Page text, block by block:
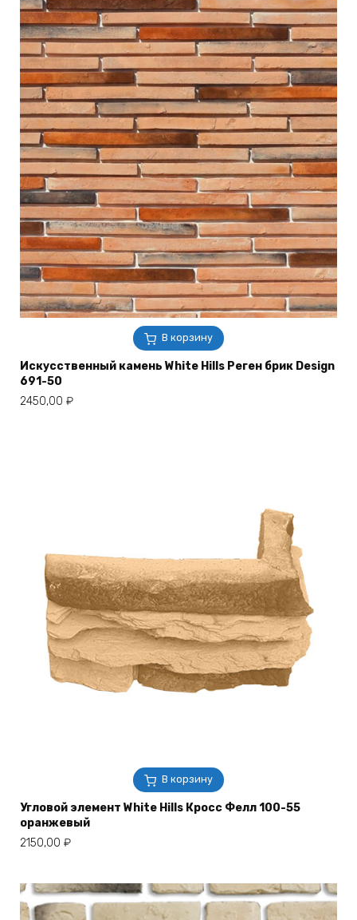
В корзину
Искусственный камень White Hills Реген брик Design
691-50
2450,00 ₽
В корзину
Угловой элемент White Hills Кросс Фелл 100-55
оранжевый
2150,00 ₽